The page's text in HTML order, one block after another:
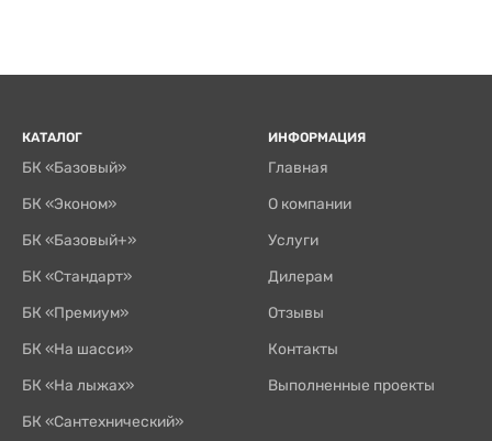
КАТАЛОГ
БК «Базовый»
БК «Эконом»
БК «Базовый+»
БК «Стандарт»
БК «Премиум»
БК «На шасси»
БК «На лыжах»
БК «Сантехнический»
ИНФОРМАЦИЯ
Главная
О компании
Услуги
Дилерам
Отзывы
Контакты
Выполненные проекты